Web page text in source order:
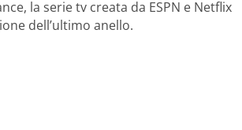
la serie tv creata da ESPN e Netflix
dell’ultimo anello.